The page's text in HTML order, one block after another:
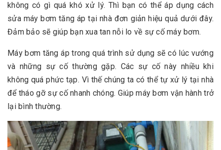
không có gì quá khó xử lý. Thì bạn có thể áp dụng cách
sửa máy bơm tăng áp tại nhà đơn giản hiệu quả dưới đây.
Đảm bảo sẽ giúp bạn xua tan nỗi lo về sự cố máy bơm.
Máy bơm tăng áp trong quá trình sử dụng sẽ có lúc vướng
và những sự cố thường gặp. Các sự cố này nhiều khi
không quá phức tạp. Vì thế chúng ta có thể tự xử lý tại nhà
để tháo gỡ sự cố nhanh chóng. Giúp máy bơm vận hành trở
lại bình thường.